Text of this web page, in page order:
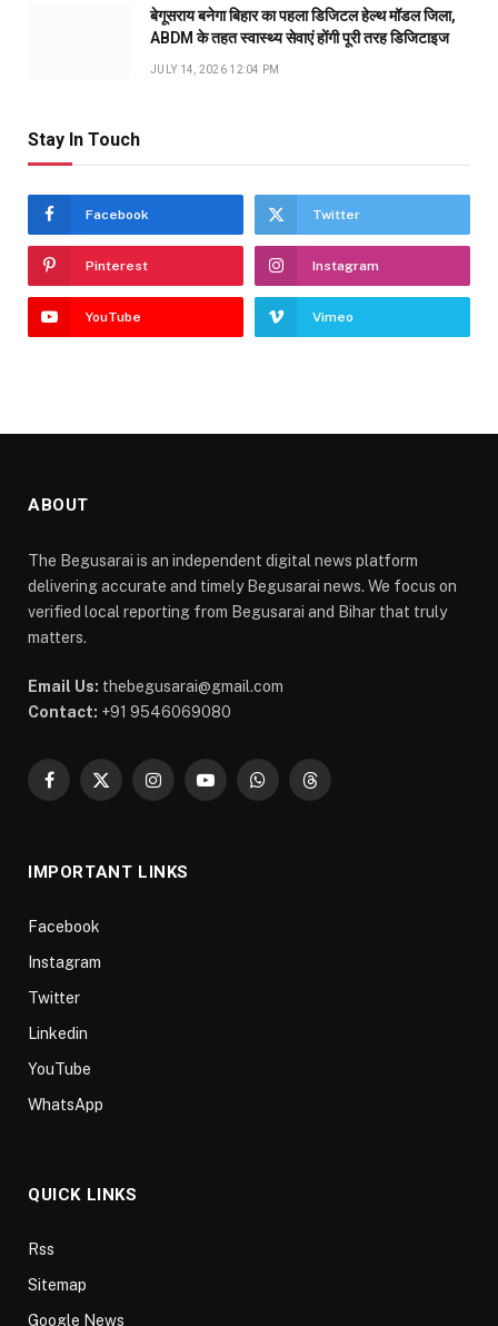
बेगूसराय बनेगा बिहार का पहला डिजिटल हेल्थ मॉडल जिला,
ABDM के तहत स्वास्थ्य सेवाएं होंगी पूरी तरह डिजिटाइज
JULY 14, 2026 12:04 PM
Stay In Touch
Facebook Twitter
Pinterest Instagram
YouTube Vimeo
ABOUT
The Begusarai is an independent digital news platform
delivering accurate and timely Begusarai news. We focus on
verified local reporting from Begusarai and Bihar that truly
matters.
Email Us: thebegusarai@gmail.com
Contact: +91 9546069080
Facebook
X
InstagramYouTubeWhatsAppThreads
IMPORTANT LINKS
Facebook
Instagram
Twitter
Linkedin
YouTube
WhatsApp
QUICK LINKS
Rss
Sitemap
Google News